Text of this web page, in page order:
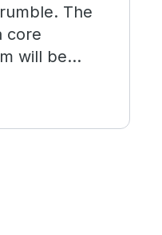
The
core
will be